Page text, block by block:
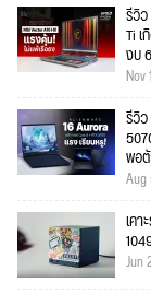
รีวิ
Ti
งบ
รีวิ
พอ
เค
Jun